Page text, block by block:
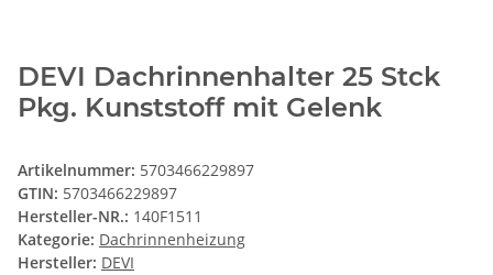
DEVI Dachrinnenhalter 25 Stck
Pkg. Kunststoff mit Gelenk
Artikelnummer: 5703466229897
GTIN: 5703466229897
Hersteller-NR.: 140F1511
Kategorie: Dachrinnenheizung
Hersteller: DEVI